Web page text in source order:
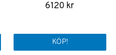
6120 kr
KÖP!